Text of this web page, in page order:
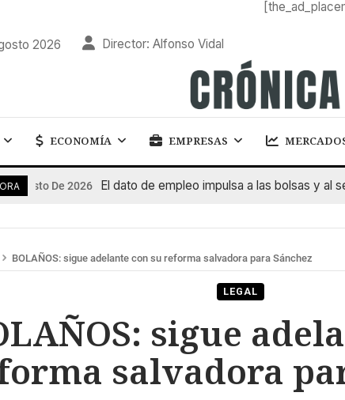
2026 Director: Alfonso Vidal
ECONOMÍA EMPRESAS
De 2026 El dato de empleo impulsa a las bolsas y al
BOLAÑOS: sigue adelante con su reforma salvadora para Sánchez
LEGAL
sigue
salvadora